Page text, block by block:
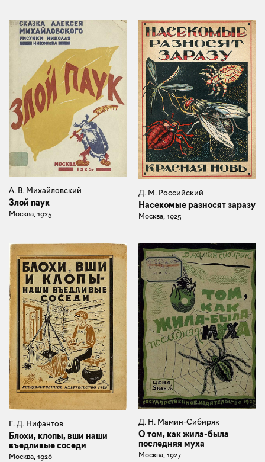
А. В. Михайловский
Злой паук
Москва, 1925
Д. М. Российский
Насекомые разносят заразу
Москва, 1925
Г. Д. Нифантов
Блохи, клопы, вши наши
въедливые соседи
Москва, 1926
Д. Н. Мамин-Сибиряк
О том, как жила-была
последняя муха
Москва, 1927